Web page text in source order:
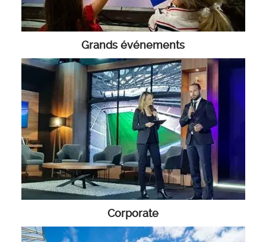
Grands événements
Corporate